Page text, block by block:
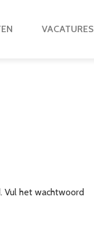
VACATURES
Vul het wachtwoord